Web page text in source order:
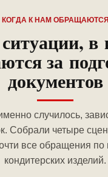
КОГДА К НАМ ОБРАЩАЮТСЯ
в
за
документов
случилось,
Собрали четыре
все обращения по
кондитерских изделий.